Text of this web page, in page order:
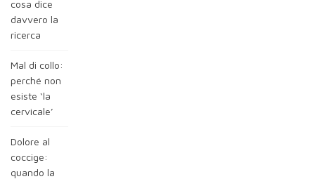
cosa dice
davvero la
ricerca
Mal di collo:
perché non
esiste ‘la
cervicale’
Dolore al
coccige:
quando la